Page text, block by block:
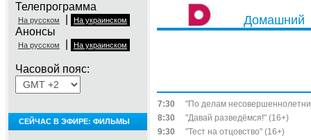
Телепрограмма
На русском На украинском
Анонсы
На русском На украинском
Часовой пояс:
СЕЙЧАС В ЭФИРЕ: ФИЛЬМЫ
Домашний
7:30
"По делам
8:30
"Давай разведёмся!" (16+)
9:30
"Тест на отцовство" (16+)